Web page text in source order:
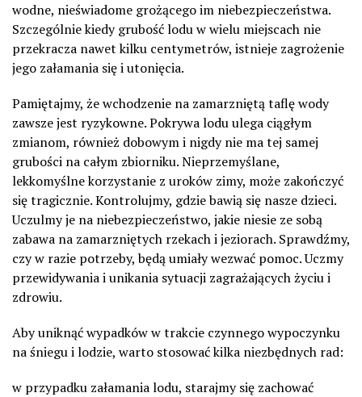
wodne, nieświadome grożącego im niebezpieczeństwa.
Szczególnie kiedy grubość lodu w wielu miejscach nie
przekracza nawet kilku centymetrów, istnieje zagrożenie
jego załamania się i utonięcia.
Pamiętajmy, że wchodzenie na zamarzniętą taflę wody
zawsze jest ryzykowne. Pokrywa lodu ulega ciągłym
zmianom, również dobowym i nigdy nie ma tej samej
grubości na całym zbiorniku. Nieprzemyślane,
lekkomyślne korzystanie z uroków zimy, może zakończyć
się tragicznie. Kontrolujmy, gdzie bawią się nasze dzieci.
Uczulmy je na niebezpieczeństwo, jakie niesie ze sobą
zabawa na zamarzniętych rzekach i jeziorach. Sprawdźmy,
czy w razie potrzeby, będą umiały wezwać pomoc. Uczmy
przewidywania i unikania sytuacji zagrażających życiu i
zdrowiu.
Aby uniknąć wypadków w trakcie czynnego wypoczynku
na śniegu i lodzie, warto stosować kilka niezbędnych rad:
w przypadku załamania lodu, starajmy się zachować